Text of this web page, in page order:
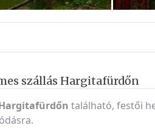
szállás Hargitafürdőn
található, festői